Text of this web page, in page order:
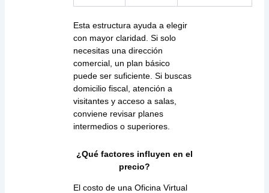
Esta estructura ayuda a elegir
con mayor claridad. Si solo
necesitas una dirección
comercial, un plan básico
puede ser suficiente. Si buscas
domicilio fiscal, atención a
visitantes y acceso a salas,
conviene revisar planes
intermedios o superiores.
¿Qué factores influyen en el
precio?
El costo de una Oficina Virtual